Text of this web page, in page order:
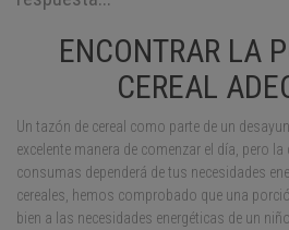
ENCONTRAR LA
CEREAL
Un tazón de cereal como parte de un
excelente manera de comenzar el día, pero
consumas dependerá de tus necesidades
cereales, hemos comprobado que una
bien a las necesidades energéticas de un